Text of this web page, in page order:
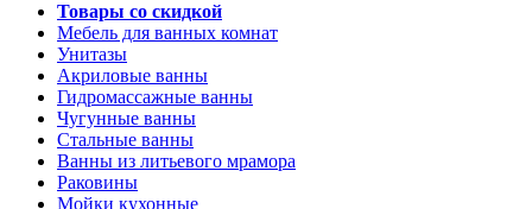
Товары со скидкой
Мебель для ванных комнат
Унитазы
Акриловые ванны
Гидромассажные ванны
Чугунные ванны
Стальные ванны
Ванны из литьевого мрамора
Раковины
Мойки кухонные